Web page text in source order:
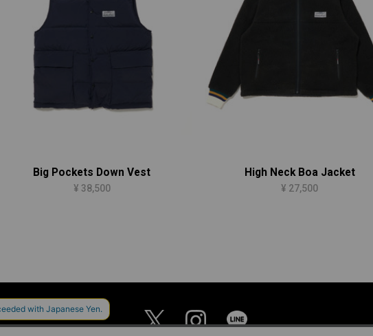
Big Pockets Down Vest
¥ 38,500
High Neck Boa Jacket
¥ 27,500